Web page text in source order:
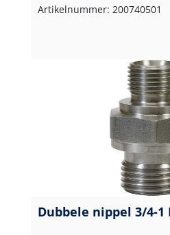
Artikelnummer: 200740501
Dubbele nippel 3/4-1